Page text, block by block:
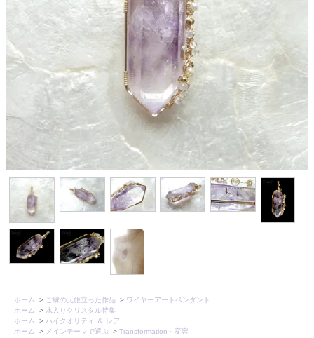
ホーム > ご縁の元旅立った作品 > ワイヤーアートペンダント
ホーム
> 水入りクリスタル特集
ホーム
> ハイクオリティ ＆ レア
ホーム
> メインテーマで選ぶ > Transformation～変容